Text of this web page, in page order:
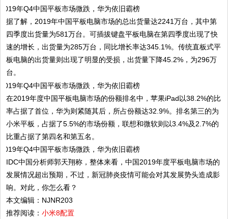
据了解，2019年中国平板电脑市场的总出货量达2241万台，其中第
四季度出货量为581万台。可插拔键盘平板电脑在第四季度出现了快
速的增长，出货量为285万台，同比增长率达345.1%。传统直板式平
板电脑的出货量则出现了明显的受损，出货量下降45.2%，为296万
台。
在2019年度中国平板电脑市场的份额排名中，苹果iPad以38.2%的比
率占据了首位，华为则紧随其后，所占份额达32.9%。排名第三的为
小米平板，占据了5.5%的市场份额，联想和微软则以3.4%及2.7%的
比重占据了第四名和第五名。
IDC中国分析师郭天翔称，整体来看，中国2019年度平板电脑市场的
发展情况超出预期，不过，新冠肺炎疫情可能会对其发展势头造成影
响。对此，你怎么看？
本文编辑：NJNR203
推荐阅读：小米8配置